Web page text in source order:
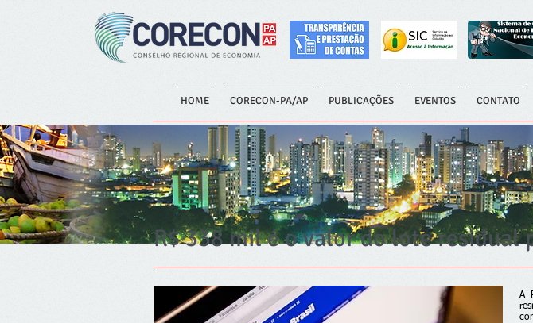
HOME CORECON-PA/AP PUBLICAÇÕES EVENTOS CONTATO
R$ 338 mil é o valor do lote residual
A